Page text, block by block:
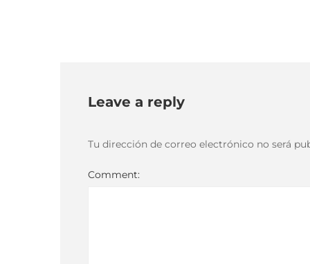
Leave a reply
Tu dirección de correo electrónico no será
Comment: